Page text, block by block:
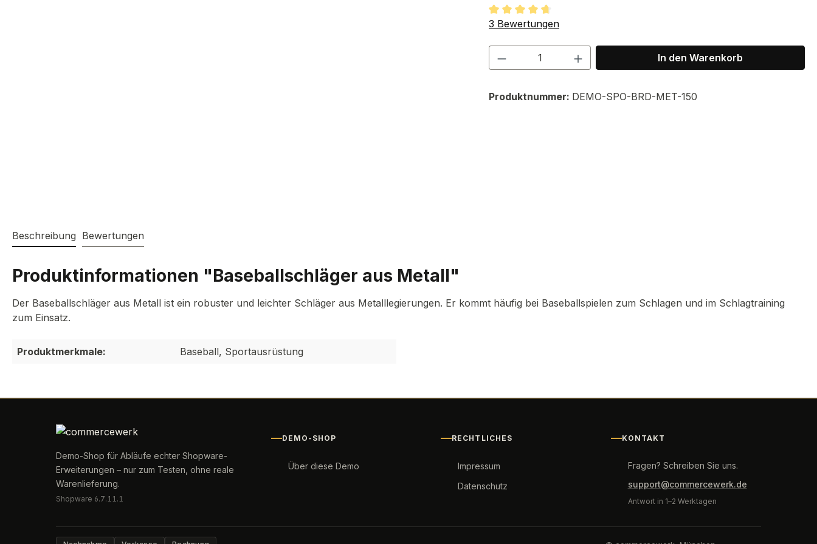
Durchschnittliche Bewertung von 4.67 von 5 Sternen
3 Bewertungen
Produkt Anzahl: Gib den gewünschten Wert
In den Warenkorb
Produktnummer: DEMO-SPO-BRD-MET-150
Beschreibung Bewertungen
Produktinformationen "Baseballschläger aus Metall"
Der Baseballschläger aus Metall ist ein robuster und leichter Schläger aus Metalllegierungen. Er kommt häufig bei Baseballspielen zum Schlagen und im Schlagtraining
zum Einsatz.
Produktmerkmale: Baseball, Sportausrüstung
Demo-Shop für Abläufe echter Shopware-
Erweiterungen – nur zum Testen, ohne reale
Warenlieferung.
Shopware 6.7.11.1
DEMO-SHOP
Über diese Demo
RECHTLICHES
Impressum
Datenschutz
KONTAKT
Fragen? Schreiben Sie uns.
support@commercewerk.de
Antwort in 1–2 Werktagen